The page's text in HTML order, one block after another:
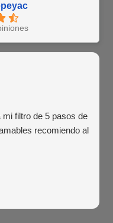
filtro de 5 pasos de
recomiendo al